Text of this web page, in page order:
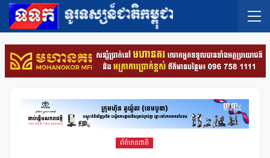
ព័ត៌មានជាតិ